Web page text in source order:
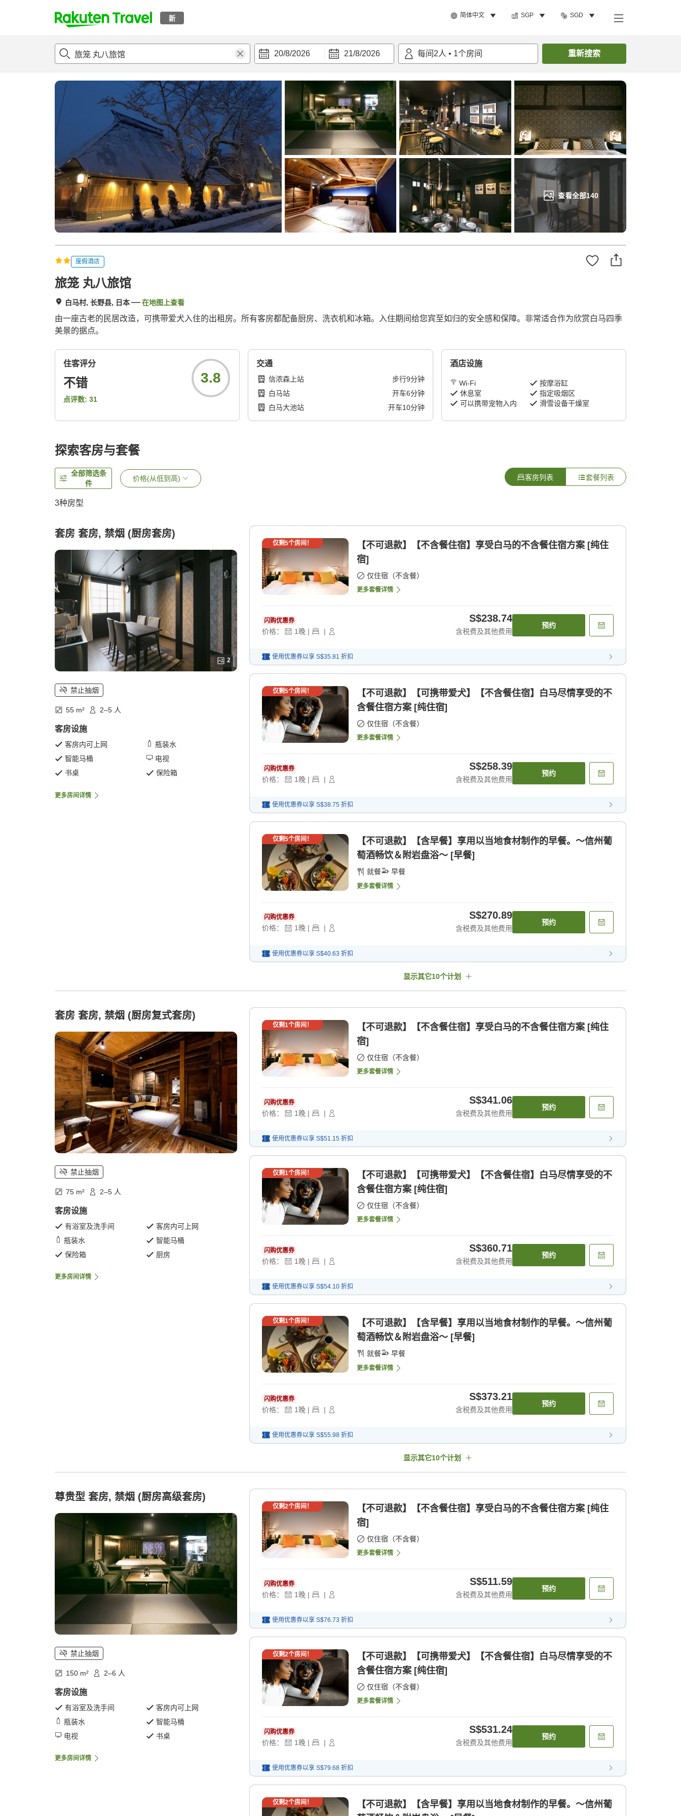
新 简体中文 SGP SGD
t
p
a
c
h
20/8/2026 21/8/2026 每间 2人 • 1个房间 重新搜索
查看全部140
概况 客房及住宿套餐评论 搜索客房
度假酒店
旅笼 丸八旅馆
白马村, 长野县, 日本 在地图上查看
由一座古老的民居改造，可携带爱犬入住的出租房。所有客房都配备厨房、洗衣机和冰箱。入住期间给您宾至如归的安全感和保障。非常适合作为欣赏白马四季
美景的据点。
住客评分
不错
点评数: 31
3.8
交通
信浓森上站 步行9分钟
白马站
开车6分钟
白马大池站
开车10分钟
酒店设施
Wi-Fi
按摩浴缸
休息室
指定吸烟区
可以携带宠物入内
滑雪设备干燥室
探索客房与套餐
全部筛选条
件
价格(从低到高) 客房列表 套餐列表
3种房型
套房 套房, 禁烟 (厨房套房)
2
禁止抽烟
55 m² 2–5 人
客房设施
客房内可上网
瓶装水
智能马桶
电视
书桌
保险箱
更多房间详情
仅剩5个房间！
【不可退款】【不含餐住宿】享受白马的不含餐住宿方案 [纯住
宿]
仅住宿（不含餐）
更多套餐详情
闪购优惠券
价格： 1晚 | |
S$238.74
含税费及其他费用
预约
使用优惠券以享 S$35.81 折扣
仅剩5个房间！
【不可退款】【可携带爱犬】【不含餐住宿】白马尽情享受的不
含餐住宿方案 [纯住宿]
仅住宿（不含餐）
更多套餐详情
闪购优惠券
价格： 1晚 | |
S$258.39
含税费及其他费用
预约
使用优惠券以享 S$38.75 折扣
仅剩5个房间！
【不可退款】【含早餐】享用以当地食材制作的早餐。〜信州葡
萄酒畅饮＆附岩盘浴〜 [早餐]
就餐 早餐
更多套餐详情
闪购优惠券
价格： 1晚 | |
S$270.89
含税费及其他费用
预约
使用优惠券以享 S$40.63 折扣
显示其它10个计划
套房 套房, 禁烟 (厨房复式套房)
禁止抽烟
75 m² 2–5 人
客房设施
有浴室及洗手间
客房内可上网
瓶装水
智能马桶
保险箱
厨房
更多房间详情
仅剩1个房间！
【不可退款】【不含餐住宿】享受白马的不含餐住宿方案 [纯住
宿]
仅住宿（不含餐）
更多套餐详情
闪购优惠券
价格： 1 晚 | |
S$341.06
含税费及其他费用
预约
使用优惠券以享 S$51.15 折扣
仅剩1个房间！
【不可退款】【可携带爱犬】【不含餐住宿】白马尽情享受的不
含餐住宿方案 [纯住宿]
仅住宿（不含餐）
更多套餐详情
闪购优惠券
价格： 1 晚 | |
S$360.71
含税费及其他费用
预约
使用优惠券以享 S$54.10 折扣
仅剩1个房间！
【不可退款】【含早餐】享用以当地食材制作的早餐。〜信州葡
萄酒畅饮＆附岩盘浴〜 [早餐]
就餐 早餐
更多套餐详情
闪购优惠券
价格： 1 晚 | |
S$373.21
含税费及其他费用
预约
使用优惠券以享 S$55.98 折扣
显示其它10个计划
尊贵型 套房, 禁烟 (厨房高级套房)
禁止抽烟
150 m² 2–6 人
客房设施
有浴室及洗手间
客房内可上网
瓶装水
智能马桶
电视
书桌
更多房间详情
仅剩2个房间！
【不可退款】【不含餐住宿】享受白马的不含餐住宿方案 [纯住
宿]
仅住宿（不含餐）
更多套餐详情
闪购优惠券
价格： 1 晚 | |
S$511.59
含税费及其他费用
预约
使用优惠券以享 S$76.73 折扣
仅剩2个房间！
【不可退款】【可携带爱犬】【不含餐住宿】白马尽情享受的不
含餐住宿方案 [纯住宿]
仅住宿（不含餐）
更多套餐详情
闪购优惠券
价格： 1 晚 | |
S$531.24
含税费及其他费用
预约
使用优惠券以享 S$79.68 折扣
仅剩2个房间！
【不可退款】【含早餐】享用以当地食材制作的早餐。〜信州葡